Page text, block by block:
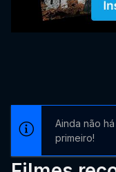
Ainda não
primeiro!